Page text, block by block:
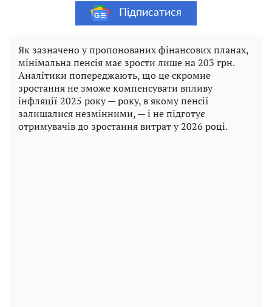
Підписатися
Як зазначено у пропонованих фінансових планах,
мінімальна пенсія має зрости лише на 203 грн.
Аналітики попереджають, що це скромне
зростання не зможе компенсувати впливу
інфляції 2025 року — року, в якому пенсії
залишалися незмінними, — і не підготує
отримувачів до зростання витрат у 2026 році.